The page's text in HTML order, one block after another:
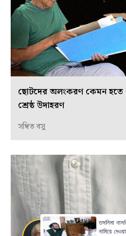
ছোটদের অলংকরণ কেমন হতে
শ্রেষ্ঠ উদাহরণ
সম্বিত বসু
তসলিমা
নামিয়ে